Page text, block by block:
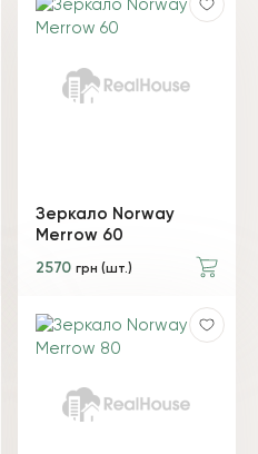
Зеркало Norway
Merrow 60
2570 грн (шт.)